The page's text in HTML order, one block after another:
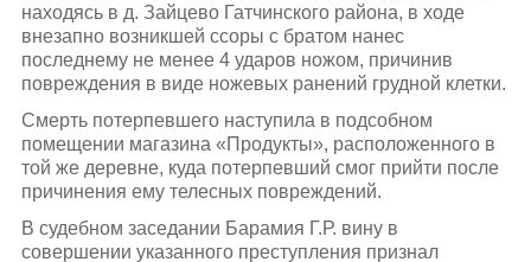
находясь в д. Зайцево Гатчинского района, в ходе
внезапно возникшей ссоры с братом нанес
последнему не менее 4 ударов ножом, причинив
повреждения в виде ножевых ранений грудной клетки.
Смерть потерпевшего наступила в подсобном
помещении магазина «Продукты», расположенного в
той же деревне, куда потерпевший смог прийти после
причинения ему телесных повреждений.
В судебном заседании Барамия Г.Р. вину в
совершении указанного преступления признал